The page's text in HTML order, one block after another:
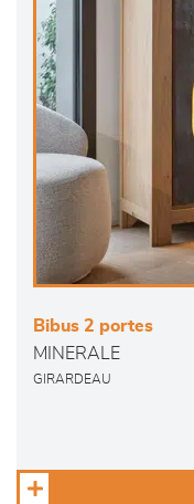
Bibus 2 portes
MINERALE
GIRARDEAU